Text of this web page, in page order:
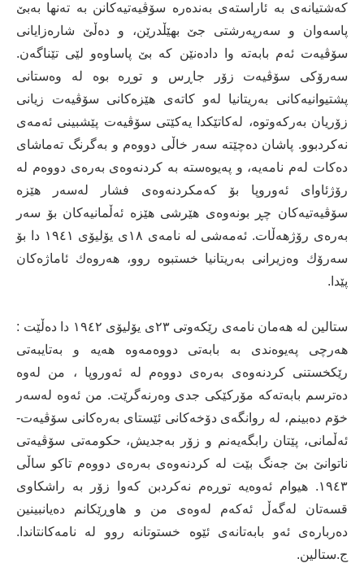
كەشتیانەی بە ئاراستەی بەندەرە سۆڤیەتیەكانن بە تەنها بەبێ
پاسەوان و سەرپەرشتی جێ بهێڵدرێن، و دەڵێ شارەزایانی
سۆڤیەت ئەم بابەتە وا دادەنێن كە بێ پاساوەو لێی تێناگەن.
سەرۆكی سۆڤیەت زۆر جاڕس و توڕە بوە لە وەستانی
پشتیوانیەكانی بەریتانیا لەو كاتەی هێزەكانی سۆڤیەت زیانی
زۆریان بەركەوتوە، لەكاتێكدا یەكێتی سۆڤیەت پێشبینی ئەمەی
نەكردبوو. پاشان دەچێتە سەر خاڵی دووەم و بەگرنگ تەماشای
دەكات لەم نامەیە، و پەیوەستە بە كردنەوەی بەرەی دووەم لە
رۆژئاوای ئەوروپا بۆ كەمكردنەوەی فشار لەسەر هێزە
سۆڤیەتیەكان چڕ بونەوەی هێرشی هێزە ئەڵمانیەكان بۆ سەر
بەرەی رۆژهەڵات. ئەمەشی لە نامەی ١٨ی یۆلیۆی ١٩٤١ دا بۆ
سەرۆك وەزیرانی بەریتانیا خستبوە روو، هەروەك ئاماژەكان
پێدا.
ستالین لە هەمان نامەی رێكەوتی ٢٣ی یۆلیۆی ١٩٤٢ دا دەڵێت :
هەرچی پەیوەندی بە بابەتی دووەمەوە هەیە و بەتایبەتی
رێكخستنی كردنەوەی بەرەی دووەم لە ئەوروپا ، من لەوە
دەترسم بابەتەكە مۆركێكی جدی وەرنەگرێت. من ئەوە لەسەر
خۆم دەبینم، لە روانگەی دۆخەكانی ئێستای بەرەكانی سۆڤیەت-
ئەڵمانی، پێتان رابگەیەنم و زۆر بەجدیش، حكومەتی سۆڤیەتی
ناتوانێ بێ جەنگ بێت لە كردنەوەی بەرەی دووەم تاكو ساڵی
١٩٤٣. هیوام ئەوەیە توڕەم نەكردبن كەوا زۆر بە راشكاوی
قسەتان لەگەڵ ئەكەم لەوەی من و هاوڕێكانم دەیانبینین
دەربارەی ئەو بابەتانەی ئێوە خستوتانە روو لە نامەكانتاندا.
ج.ستالین.